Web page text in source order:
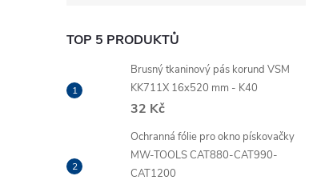
TOP 5 PRODUKTŮ
Brusný tkaninový pás korund VSM
KK711X 16x520 mm - K40
32 Kč
Ochranná fólie pro okno pískovačky
MW-TOOLS CAT880-CAT990-
CAT1200